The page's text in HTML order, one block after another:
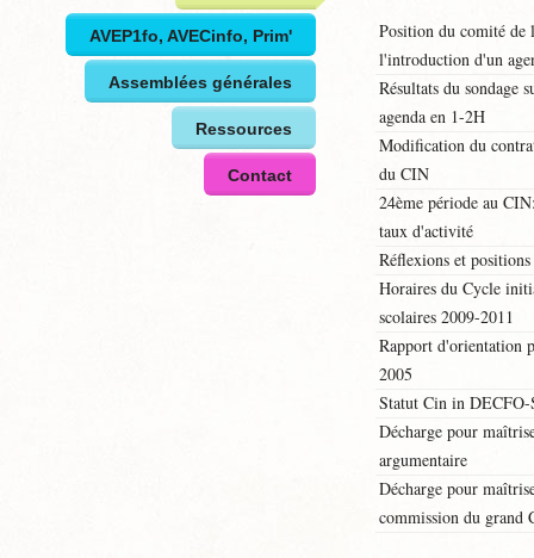
AVEP1fo, AVECinfo, Prim'
Assemblées générales
Ressources
Contact
Position du comité de
l'introduction d'un
Résultats du sondage
agenda en 1-2H
Modification du
du CIN
24ème période au
taux d'activité
Réflexions et
Horaires du Cycle
scolaires 2009-2011
Rapport d'orientation
2005
Statut Cin in
Décharge pour
argumentaire
Décharge pour
commission du grand